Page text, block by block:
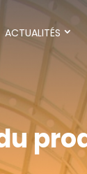
ACTUALITÉS